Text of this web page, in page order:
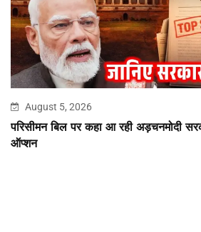
August 5, 2026
परिसीमन बिल पर कहा आ रही अड़चनमोदी
ऑप्शन